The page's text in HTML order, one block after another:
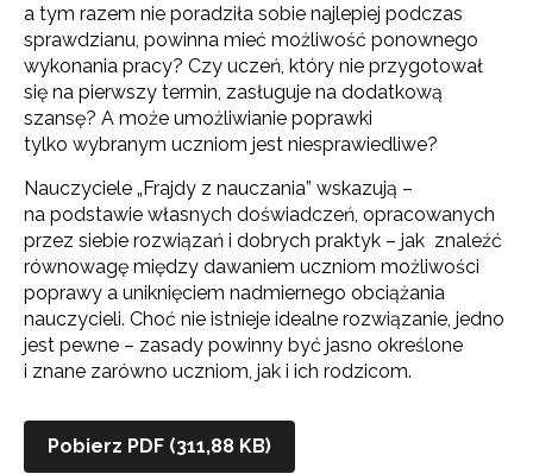
a tym razem nie poradziła sobie najlepiej podczas
sprawdzianu, powinna mieć możliwość ponownego
wykonania pracy? Czy uczeń, który nie przygotował
się na pierwszy termin, zasługuje na dodatkową
szansę? A może umożliwianie poprawki
tylko wybranym uczniom jest niesprawiedliwe?
Nauczyciele „Frajdy z nauczania” wskazują –
na podstawie własnych doświadczeń, opracowanych
przez siebie rozwiązań i dobrych praktyk – jak znaleźć
równowagę między dawaniem uczniom możliwości
poprawy a uniknięciem nadmiernego obciążania
nauczycieli. Choć nie istnieje idealne rozwiązanie, jedno
jest pewne – zasady powinny być jasno określone
i znane zarówno uczniom, jak i ich rodzicom.
Pobierz PDF (311,88 KB)